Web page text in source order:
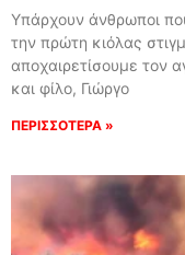
Υπάρχουν άνθρωποι
την πρώτη κιόλας
αποχαιρετίσουμε τον
και φίλο, Γιώργο
ΠΕΡΙΣΣΟΤΕΡΑ »